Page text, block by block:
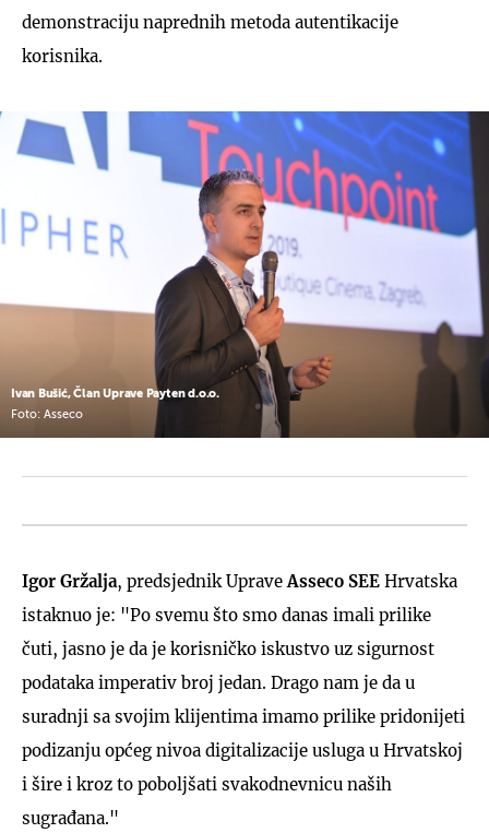
demonstraciju naprednih metoda autentikacije
korisnika.
Ivan Bušić, Član Uprave Payten d.o.o.
Foto: Asseco
Igor Gržalja, predsjednik Uprave Asseco SEE Hrvatska
istaknuo je: "Po svemu što smo danas imali prilike
čuti, jasno je da je korisničko iskustvo uz sigurnost
podataka imperativ broj jedan. Drago nam je da u
suradnji sa svojim klijentima imamo prilike pridonijeti
podizanju općeg nivoa digitalizacije usluga u Hrvatskoj
i šire i kroz to poboljšati svakodnevnicu naših
sugrađana."